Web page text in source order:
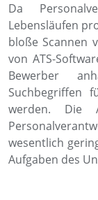
Da
Lebensläufen
bloße Scannen
von ATS-
Bewerber
Suchbegriffen
werden. Die
wesentlich
Aufgaben des